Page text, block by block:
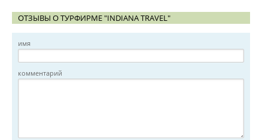
ОТЗЫВЫ О ТУРФИРМЕ "INDIANA TRAVEL"
имя
комментарий